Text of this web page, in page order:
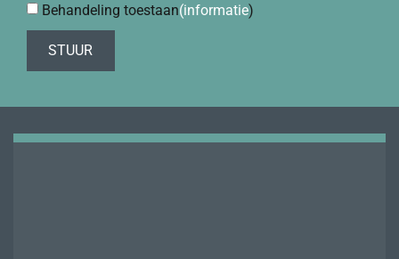
Behandeling toestaan(informatie)
STUUR